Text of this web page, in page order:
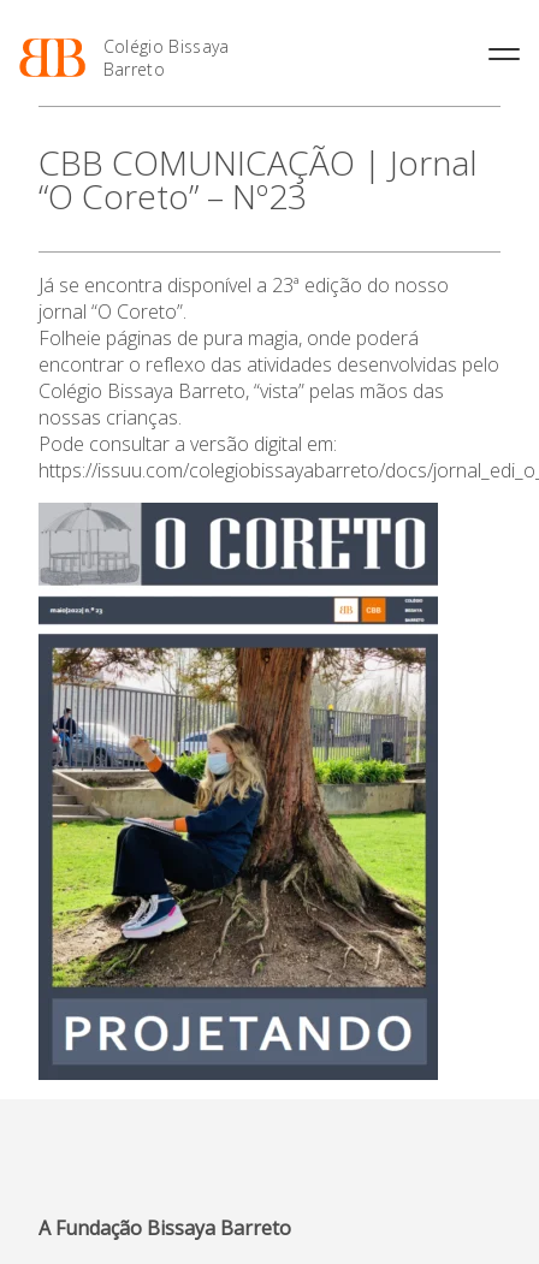
Colégio Bissaya
Barreto
O Colégio
Projeto Educativo
Organização
Colaboradores Não
Docentes
Instalações
Ofertas de emprego
Regulamentos
Jornal “O Coreto”
Privacidade
Oferta Formativa
Enriquecimento Curricular
Oferta Curricular
Sala de Estudo
Atividades de Interrupção
Letiva
Academia de Línguas
Ensino Profissional
Profissionais
Matrículas
Termalismo
Curso de Técnico/a de Apoio
à Família e à Comunidade
Ofertas de Emprego
Ano Letivo
2027
Calendários
de Educação
SIGE
Secretariado de Exames
Admissão
Informações
APEE
Notícias
CBB COMUNICAÇÃO | Jornal
“O Coreto” – Nº23
Já se encontra disponível a 23ª edição do nosso
jornal “O Coreto”.
Folheie páginas de pura magia, onde poderá
encontrar o reflexo das atividades desenvolvidas pelo
Colégio Bissaya Barreto, “vista” pelas mãos das
nossas crianças.
Pode consultar a versão digital em:
https://issuu.com/colegiobissayabarreto/docs/
A Fundação Bissaya Barreto